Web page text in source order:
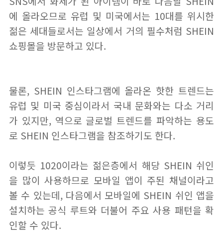
에 올라오므로 유럽 및 미국에서는 10대를 위시한
젊은 세대들로서는 일상에서 거의 필수처럼 SHEIN
쇼핑몰을 방문하고 있다.
물론, SHEIN 인스타그램에 올라온 핫한 트렌드는
유럽 및 미국 중심이라서 국내 문화와는 다소 거리
가 있지만, 역으로 글로벌 트렌드를 파악하는 용도
로 SHEIN 인스타그램을 참조하기도 한다.
이렇듯 1020이라는 젊은층에서 해당 SHEIN 쉬인
을 많이 사용하므로 모바일 앱이 주된 채널이라고
볼 수 있는데, 다음에서 모바일에 SHEIN 쉬인 앱을
설치하는 공식 루트와 더불어 주요 사용 패턴을 확
인할 수 있다.